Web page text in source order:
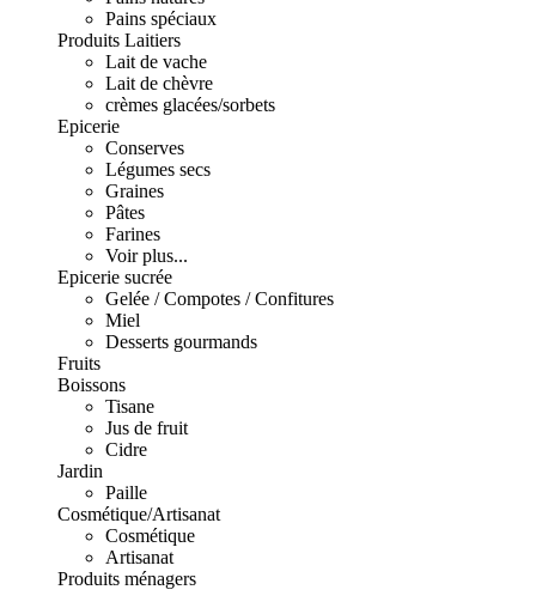
Pains spéciaux
Produits Laitiers
Lait de vache
Lait de chèvre
crèmes glacées/sorbets
Epicerie
Conserves
Légumes secs
Graines
Pâtes
Farines
Voir plus...
Epicerie sucrée
Gelée / Compotes / Confitures
Miel
Desserts gourmands
Fruits
Boissons
Tisane
Jus de fruit
Cidre
Jardin
Paille
Cosmétique/Artisanat
Cosmétique
Artisanat
Produits ménagers